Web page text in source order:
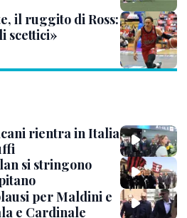
il ruggito di Ross:
scettici»
rientra in Italia
si stringono
per Maldini e
e Cardinale